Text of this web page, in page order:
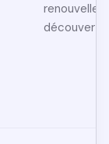
découverte